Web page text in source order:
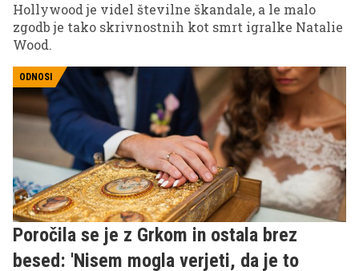
Hollywood je videl številne škandale, a le malo
zgodb je tako skrivnostnih kot smrt igralke Natalie
Wood.
ODNOSI
Poročila se je z Grkom in ostala brez
besed: 'Nisem mogla verjeti, da je to